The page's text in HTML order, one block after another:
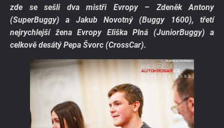
zde se sešli dva mistři Evropy – Zdeněk Antony
(SuperBuggy) a Jakub Novotný (Buggy 1600), třetí
nejrychlejší žena Evropy Eliška Plná (JuniorBuggy) a
celkově desátý Pepa Švorc (CrossCar).